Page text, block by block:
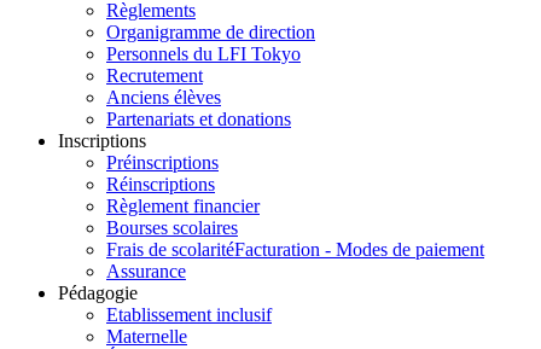
Règlements
Organigramme de direction
Personnels du LFI Tokyo
Recrutement
Anciens élèves
Partenariats et donations
Inscriptions
Préinscriptions
Réinscriptions
Règlement financier
Bourses scolaires
Frais de scolaritéFacturation - Modes de paiement
Assurance
Pédagogie
Etablissement inclusif
Maternelle